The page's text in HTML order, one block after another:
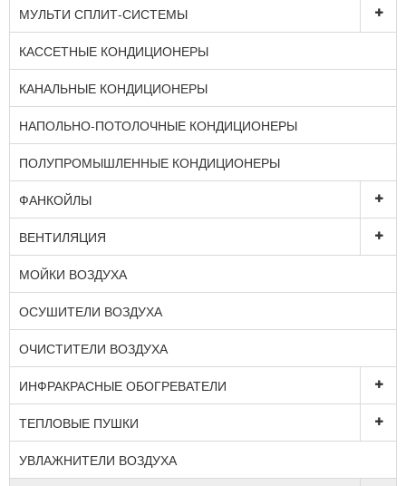
МУЛЬТИ СПЛИТ-СИСТЕМЫ
КАССЕТНЫЕ КОНДИЦИОНЕРЫ
КАНАЛЬНЫЕ КОНДИЦИОНЕРЫ
НАПОЛЬНО-ПОТОЛОЧНЫЕ КОНДИЦИОНЕРЫ
ПОЛУПРОМЫШЛЕННЫЕ КОНДИЦИОНЕРЫ
ФАНКОЙЛЫ
ВЕНТИЛЯЦИЯ
МОЙКИ ВОЗДУХА
ОСУШИТЕЛИ ВОЗДУХА
ОЧИСТИТЕЛИ ВОЗДУХА
ИНФРАКРАСНЫЕ ОБОГРЕВАТЕЛИ
ТЕПЛОВЫЕ ПУШКИ
УВЛАЖНИТЕЛИ ВОЗДУХА